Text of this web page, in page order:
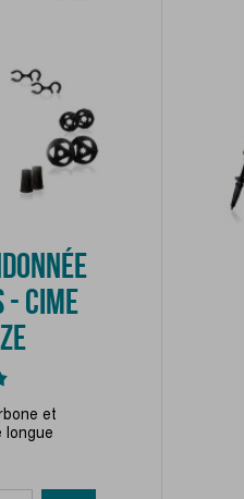
- CIME
et
longue